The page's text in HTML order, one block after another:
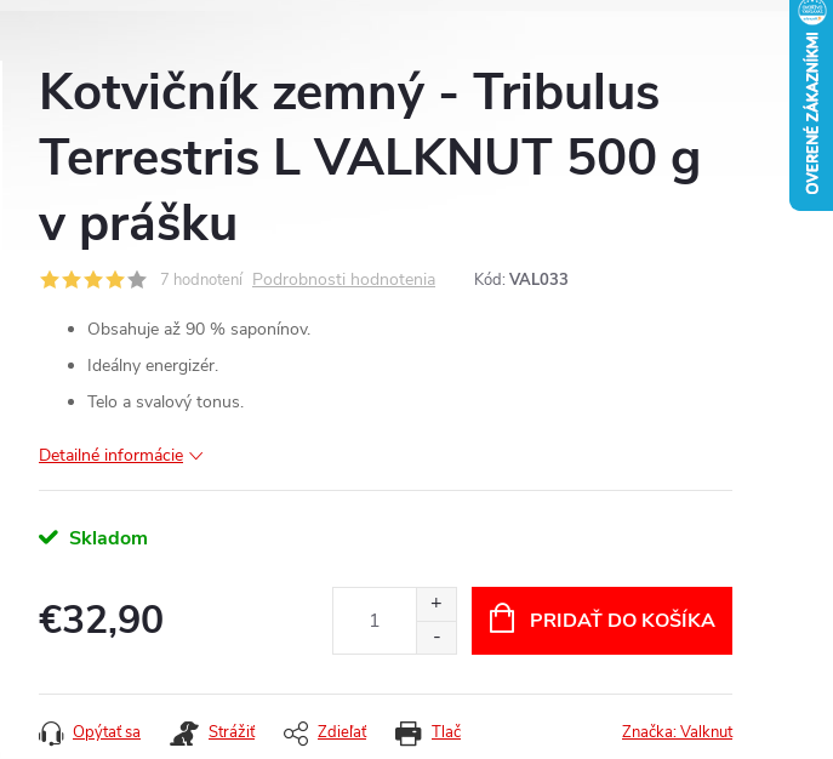
Kotvičník zemný - Tribulus
Terrestris L VALKNUT 500 g
v prášku
7 hodnotení Podrobnosti hodnotenia Kód: VAL033
Obsahuje až 90 % saponínov.
Ideálny energizér.
Telo a svalový tonus.
Detailné informácie
Skladom
€32,90 PRIDAŤ DO KOŠÍKA
Tlač
Opýtať sa Strážiť Zdieľať Značka:Valknut